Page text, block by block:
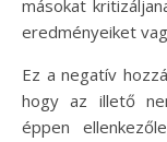
másokat
eredményeiket
Ez a negatív
hogy az illető
éppen